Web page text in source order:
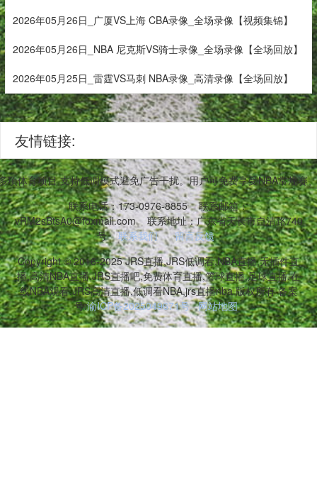
2026年05月26日_广厦VS上海 CBA录像_全场录像【视频集锦】
2026年05月26日_NBA 尼克斯VS骑士录像_全场录像【全场回放】
2026年05月25日_雷霆VS马刺 NBA录像_高清录像【全场回放】
友情链接:
体育项目,支持低调模式避免广告干扰。用户可免费享受NBA常规
联系电话：173-0976-8855
联系邮箱：
vRM2sBtsA0@foxmail.com
联系地址：广东省天长市自清路740
号
联系我们
留言反馈
Copyright © 2016-2025 JRS直播,JRS低调看,NBA直播,无插件直
播,高清NBA直播,JRS直播吧,免费体育直播,篮球直播,足球直播,在
线NBA观看,JRS高清直播,低调看NBA,jrs直播nba 版权所有 备案
号:渝ICP备2025049671号 网站地图